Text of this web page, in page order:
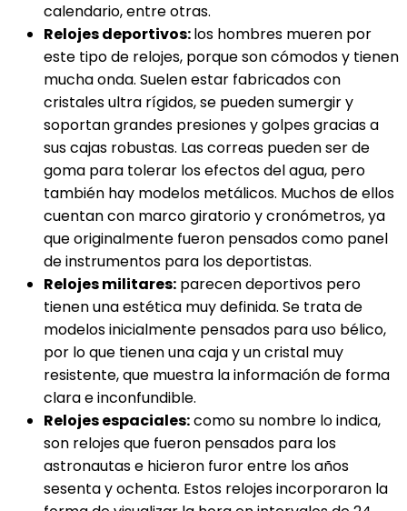
calendario, entre otras.
Relojes deportivos:los hombres mueren por
este tipo de relojes, porque son cómodos y tienen
mucha onda. Suelen estar fabricados con
cristales ultra rígidos, se pueden sumergir y
soportan grandes presiones y golpes gracias a
sus cajas robustas. Las correas pueden ser de
goma para tolerar los efectos del agua, pero
también hay modelos metálicos. Muchos de ellos
cuentan con marco giratorio y cronómetros, ya
que originalmente fueron pensados como panel
de instrumentos para los deportistas.
Relojes militares: parecen deportivos pero
tienen una estética muy definida. Se trata de
modelos inicialmente pensados para uso bélico,
por lo que tienen una caja y un cristal muy
resistente, que muestra la información de forma
clara e inconfundible.
Relojes espaciales:como su nombre lo indica,
son relojes que fueron pensados para los
astronautas e hicieron furor entre los años
sesenta y ochenta. Estos relojes incorporaron la